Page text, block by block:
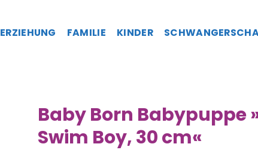
ERZIEHUNG FAMILIE KINDER
Baby Born Babypuppe
Swim Boy, 30 cm«